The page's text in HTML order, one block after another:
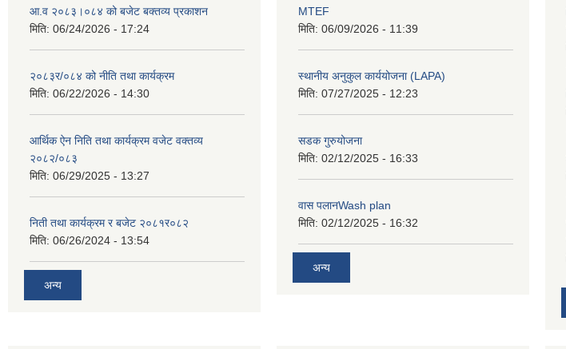
आ.व २०८३।०८४ को बजेट बक्तव्य प्रकाशन
मिति: 06/24/2026 - 17:24
२०८३र/०८४ को नीति तथा कार्यक्रम
मिति: 06/22/2026 - 14:30
आर्थिक ऐन निति तथा कार्यक्रम वजेट वक्तव्य
२०८२/०८३
मिति: 06/29/2025 - 13:27
निती तथा कार्यक्रम र बजेट २०८१र०८२
मिति: 06/26/2024 - 13:54
अन्य
MTEF
मिति: 06/09/2026 - 11:39
स्थानीय अनुकुल कार्ययोजना (LAPA)
मिति: 07/27/2025 - 12:23
सडक गुरुयोजना
मिति: 02/12/2025 - 16:33
वास पलानWash plan
मिति: 02/12/2025 - 16:32
अन्य